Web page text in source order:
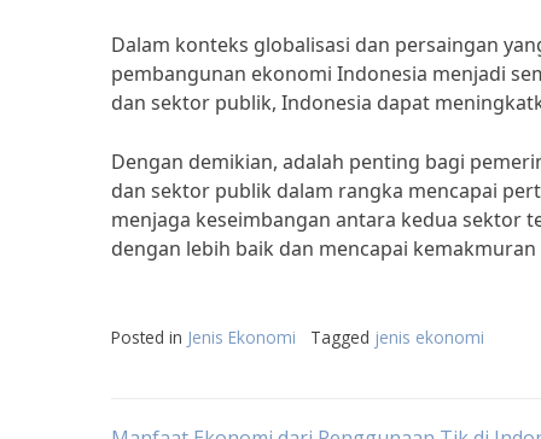
Dalam konteks globalisasi dan persaingan
pembangunan ekonomi Indonesia menjadi
dan sektor publik, Indonesia dapat
Dengan demikian, adalah penting bagi
dan sektor publik dalam rangka mencapai
menjaga keseimbangan antara kedua sektor
dengan lebih baik dan mencapai
Posted in Jenis Ekonomi Tagged jenis ekonomi